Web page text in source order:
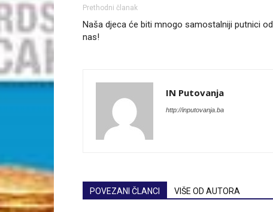
Prethodni članak
Naša djeca će biti mnogo samostalniji putnici od
nas!
IN Putovanja
http://inputovanja.ba
POVEZANI ČLANCI VIŠE OD AUTORA